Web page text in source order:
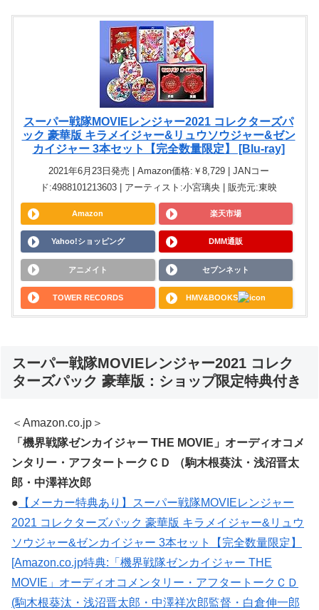
スーパー戦隊MOVIEレンジャー2021 コレクターズパ
ック 豪華版 キラメイジャー&リュウソウジャー&ゼン
カイジャー 3本セット【完全数量限定】 [Blu-ray]
2021年6月23日発売 | Amazon価格:￥8,729 | JANコー
ド:4988101213603 | アーティスト:小宮璃央 | 販売元:東映
Amazon 楽天市場
Yahoo!ショッピング DMM通販
アニメイト セブンネット
TOWER RECORDS HMV&BOOKS
スーパー戦隊MOVIEレンジャー2021 コレク
ターズパック 豪華版：ショップ限定特典付き
＜Amazon.co.jp＞
「機界戦隊ゼンカイジャー THE MOVIE」オーディオコメ
ンタリー・アフタートークＣＤ （駒木根葵汰・浅沼晋太
郎・中澤祥次郎
● 【メーカー特典あり】スーパー戦隊MOVIEレンジャー
2021 コレクターズパック 豪華版 キラメイジャー&リュウ
ソウジャー&ゼンカイジャー 3本セット【完全数量限定】
[Amazon.co.jp特典:「機界戦隊ゼンカイジャー THE
MOVIE」オーディオコメンタリー・アフタートークＣＤ
(駒木根葵汰・浅沼晋太郎・中澤祥次郎監督・白倉伸一郎